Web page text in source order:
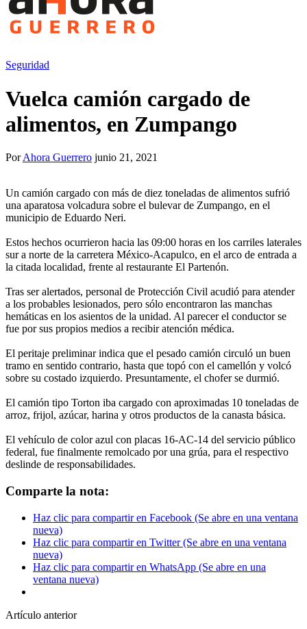
Seguridad
Vuelca camión cargado de
alimentos, en Zumpango
PorAhora Guerrero junio 21, 2021
Un camión cargado con más de diez toneladas de alimentos sufrió
una aparatosa volcadura sobre el bulevar de Zumpango, en el
municipio de Eduardo Neri.
Estos hechos ocurrieron hacia las 09:00 horas en los carriles laterales
sur a norte de la carretera México-Acapulco, en el arco de entrada a
la citada localidad, frente al restaurante El Partenón.
Tras ser alertados, personal de Protección Civil acudió para atender
a los probables lesionados, pero sólo encontraron las manchas
hemáticas en los asientos de la unidad. Al parecer el conductor se
fue por sus propios medios a recibir atención médica.
El peritaje preliminar indica que el pesado camión circuló un buen
tramo en sentido contrario, hasta que topó con el camellón y volcó
sobre su costado izquierdo. Presuntamente, el chofer se durmió.
El camión tipo Torton iba cargado con aproximadas 10 toneladas de
arroz, frijol, azúcar, harina y otros productos de la canasta básica.
El vehículo de color azul con placas 16-AC-14 del servicio público
federal, fue finalmente remolcado por una grúa, para el respectivo
deslinde de responsabilidades.
Comparte la nota:
Haz clic para compartir en Facebook (Se abre en una ventana
nueva)
Haz clic para compartir en Twitter (Se abre en una ventana
nueva)
Haz clic para compartir en WhatsApp (Se abre en una
ventana nueva)
Artículo anterior